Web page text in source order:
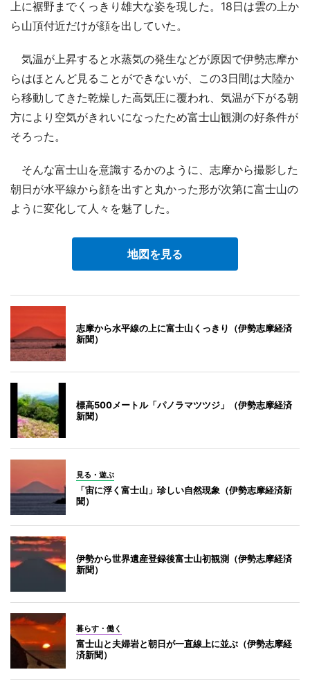
上に裾野までくっきり雄大な姿を現した。18日は雲の上か
ら山頂付近だけが顔を出していた。
気温が上昇すると水蒸気の発生などが原因で伊勢志摩か
らはほとんど見ることができないが、この3日間は大陸か
ら移動してきた乾燥した高気圧に覆われ、気温が下がる朝
方により空気がきれいになったため富士山観測の好条件が
そろった。
そんな富士山を意識するかのように、志摩から撮影した
朝日が水平線から顔を出すと丸かった形が次第に富士山の
ように変化して人々を魅了した。
地図を見る
志摩から水平線の上に富士山くっきり（伊勢志摩経済
新聞）
標高500メートル「パノラマツツジ」（伊勢志摩経済
新聞）
見る・遊ぶ
「宙に浮く富士山」珍しい自然現象（伊勢志摩経済新
聞）
伊勢から世界遺産登録後富士山初観測（伊勢志摩経済
新聞）
暮らす・働く
富士山と夫婦岩と朝日が一直線上に並ぶ（伊勢志摩経
済新聞）